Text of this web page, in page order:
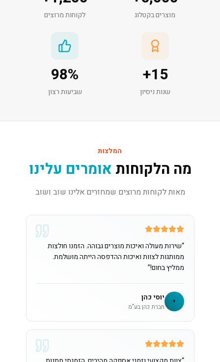
מוצרים בקטלוג לקוחות מרוצים
15
+
שנות ניסיון
98%
שביעות רצון
המלצות
מה הלקוחות אומרים עלינו
מאות לקוחות מרוצים שמחזרים אלינו שוב ושוב
“שירות מעולה ואיכות מוצרים גבוהה. הזמנו חולצות
ממותגות לצוות ואיכות ההדפסה הייתה מושלמת.
ממליץ בחום!”
י יוסי כהן
חברת כהן בע"מ